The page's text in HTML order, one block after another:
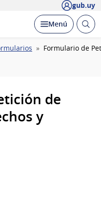
gub.uy
Desplegar
Menú Abrir
Formulario de
de
y